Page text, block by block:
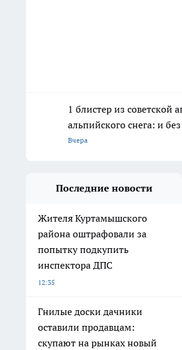
1 блистер из советской
альпийского снега: и
Вчера
Последние новости
Жителя Куртамышского
района оштрафовали за
попытку подкупить
инспектора ДПС
12:35
Гнилые доски дачники
оставили продавцам:
скупают на рынках новый